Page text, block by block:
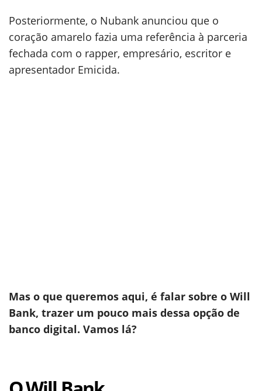
Posteriormente, o Nubank anunciou que o
coração amarelo fazia uma referência à parceria
fechada com o rapper, empresário, escritor e
apresentador Emicida.
Mas o que queremos aqui, é falar sobre o Will
Bank, trazer um pouco mais dessa opção de
banco digital. Vamos lá?